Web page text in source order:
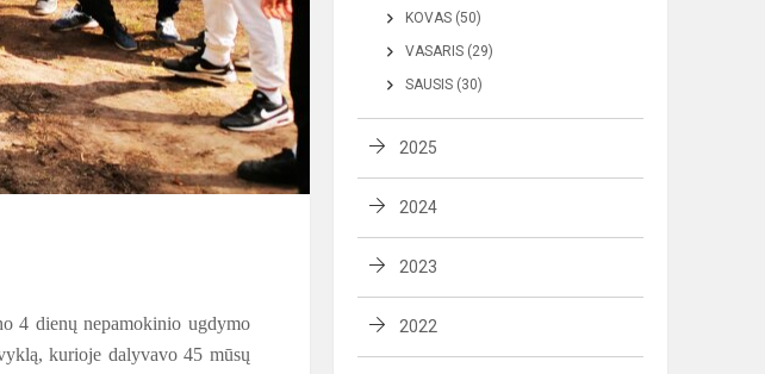
4 dienų nepamokinio ugdymo
kurioje dalyvavo 45 mūsų
KOVAS (50)
VASARIS (29)
SAUSIS (30)
2025
2024
2023
2022